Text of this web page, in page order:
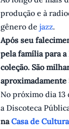
produção e à
gênero de jazz.
Após seu
pela família para
coleção. São
aproximadamente
No próximo dia
a Discoteca
naCasa de